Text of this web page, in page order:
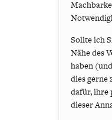
Sollte ich
Nähe des
haben
dies gerne
dafür, ihre
dieser